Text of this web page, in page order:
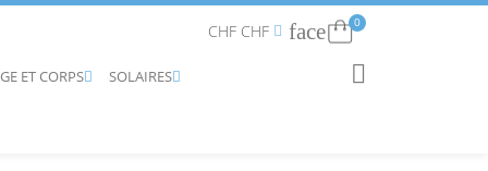
CHF CHF  faceConnexion
0

ET CORPS 
SOLAIRES RECHERCHER
